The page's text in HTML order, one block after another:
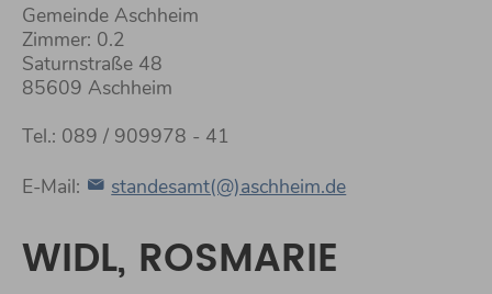
Gemeinde Aschheim
Zimmer: 0.2
Saturnstraße 48
85609 Aschheim
Tel.: 089 / 909978 - 41
E-Mail:
standesamt(@)aschheim.de
WIDL, ROSMARIE